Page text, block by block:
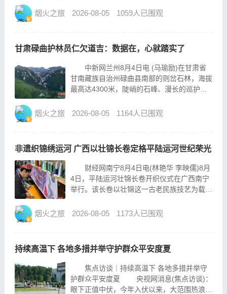
升至2094.9万千瓦，首次突破2000万千瓦大
烟火之旅 2026-08-05 1059人已围观
甘肃碌曲护林员仁欠道吉：数据在，心就踏实了
中新网兰州8月4日电 (马瑜励)在甘肃省
甘南藏族自治州碌曲县南部的则岔石林，海拔
最高达4300米，陡峭的石峰、漫长的巡护路
尕海-则岔国家级自然保护区管护工作最为艰
烟火之旅 2026-08-05 1164人已围观
非遗织锦绣运河 广西以壮锦长卷定格平陆运河世纪荣光
财经网南宁8月4日电(林艳华 李映儒)8月
4日，平陆运河壮锦长卷开织仪式在广西南宁
举行。该长卷以壮锦这一古老民族技艺为载
合，定格这一值得永远铭记的历史瞬间。
烟火之旅 2026-08-05 1173人已围观
持续高温下 各地多措并举守护群众平安度夏
焦点访谈｜持续高温下 各地多措并举守
护群众平安度夏 央视网消息(焦点访谈)：
眼下正值中伏，今年入伏以来，大范围热浪席